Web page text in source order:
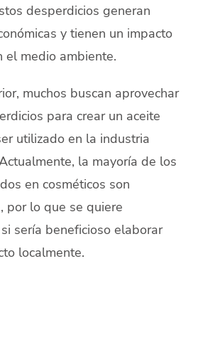
desperdicios generan
y tienen un impacto
el medio ambiente.
muchos buscan aprovechar
para crear un aceite
utilizado en la industria
la mayoría de los
en cosméticos son
por lo que se quiere
sería beneficioso elaborar
localmente.